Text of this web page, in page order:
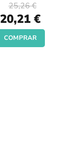
Special
Price
20,21 €
25,26 €
COMPRAR